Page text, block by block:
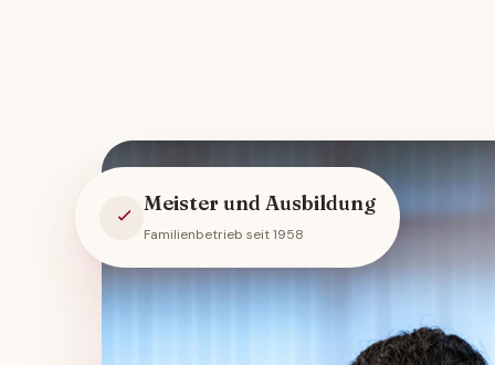
Meister und Ausbildung
Familienbetrieb seit 1958